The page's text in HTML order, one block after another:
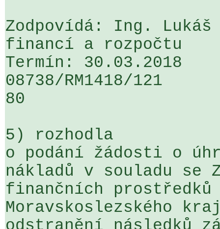
Zodpovídá: Ing.
financí a rozpočtu
Termín: 30.03.2018
08738/RM1418/
80
5) rozhodla
o podání žádosti o
nákladů v souladu se
finančních prostředků
Moravskoslezského